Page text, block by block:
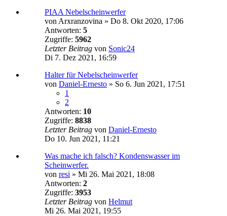
PIAA Nebelscheinwerfer
von Arxranzovina » Do 8. Okt 2020, 17:06
Antworten: 5
Zugriffe: 5962
Letzter Beitrag von Sonic24
Di 7. Dez 2021, 16:59
Halter für Nebelscheinwerfer
von Daniel-Ernesto » So 6. Jun 2021, 17:51
1
2
Antworten: 10
Zugriffe: 8838
Letzter Beitrag von Daniel-Ernesto
Do 10. Jun 2021, 11:21
Was mache ich falsch? Kondenswasser im
Scheinwerfer.
von resi » Mi 26. Mai 2021, 18:08
Antworten: 2
Zugriffe: 3953
Letzter Beitrag von Helmut
Mi 26. Mai 2021, 19:55